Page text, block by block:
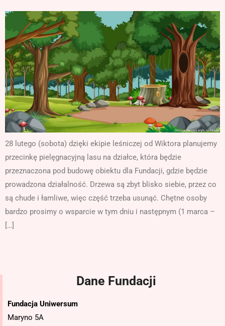
28 lutego (sobota) dzięki ekipie leśniczej od Wiktora planujemy
przecinkę pielęgnacyjną lasu na działce, która będzie
przeznaczona pod budowę obiektu dla Fundacji, gdzie będzie
prowadzona działalność. Drzewa są zbyt blisko siebie, przez co
są chude i łamliwe, więc część trzeba usunąć. Chętne osoby
bardzo prosimy o wsparcie w tym dniu i następnym (1 marca –
[…]
Dane Fundacji
Fundacja Uniwersum
Maryno 5A